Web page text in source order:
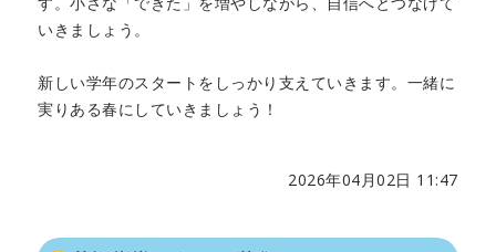
いきましょう。
新しい学年のスタートをしっかり支えていきます。一緒に
実りある春にしていきましょう！
2026年04月02日 11:47